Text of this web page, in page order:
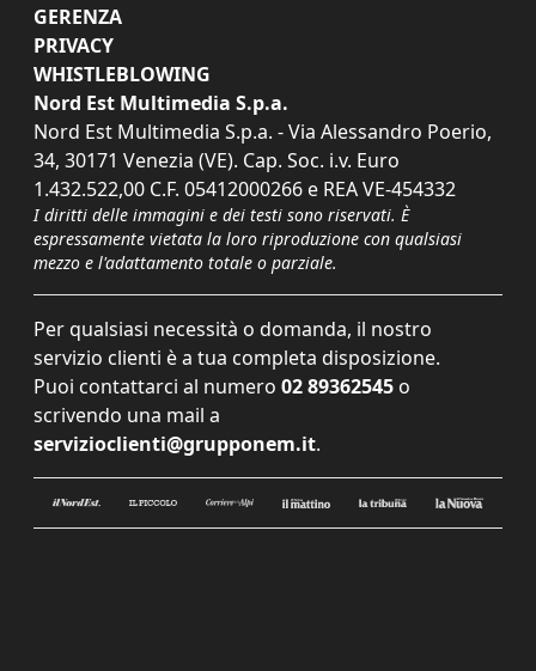
GERENZA
PRIVACY
WHISTLEBLOWING
Nord Est Multimedia S.p.a.
Nord Est Multimedia S.p.a. - Via Alessandro Poerio,
34, 30171 Venezia (VE). Cap. Soc. i.v. Euro
1.432.522,00 C.F. 05412000266 e REA VE-454332
I diritti delle immagini e dei testi sono riservati. È
espressamente vietata la loro riproduzione con qualsiasi
mezzo e l'adattamento totale o parziale.
Per qualsiasi necessità o domanda, il nostro
servizio clienti è a tua completa disposizione.
Puoi contattarci al numero 02 89362545 o
scrivendo una mail a
servizioclienti@grupponem.it.